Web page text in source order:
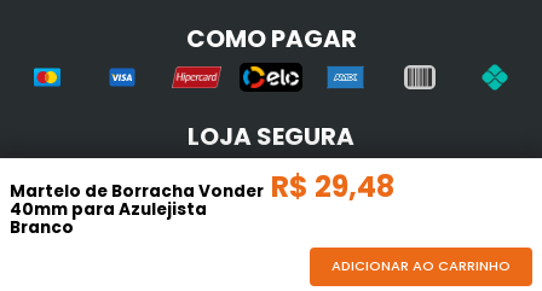
Martelo de Borracha Vonder
40mm para Azulejista
Branco
R$ 29,48
ADICIONAR AO CARRINHO
COMO PAGAR
LOJA SEGURA